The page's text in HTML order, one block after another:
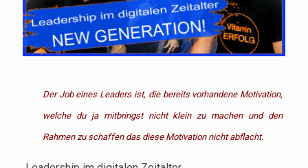
Der Job eines Leaders ist, die bereits vorhandene Motivation,
welche du ja mitbringst nicht klein zu machen und den
Rahmen zu schaffen das diese Motivation nicht abflacht.